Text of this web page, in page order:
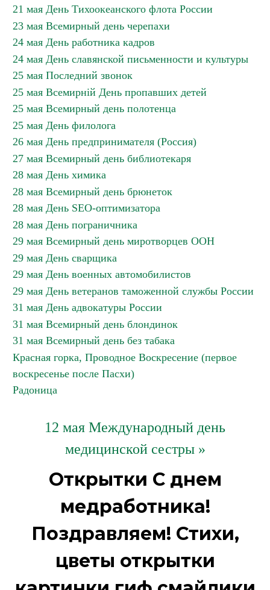
21 мая День Тихоокеанского флота России
23 мая Всемирный день черепахи
24 мая День работника кадров
24 мая День славянской письменности и культуры
25 мая Последний звонок
25 мая Всемирній День пропавших детей
25 мая Всемирный день полотенца
25 мая День филолога
26 мая День предпринимателя (Россия)
27 мая Всемирный день библиотекаря
28 мая День химика
28 мая Всемирный день брюнеток
28 мая День SEO-оптимизатора
28 мая День пограничника
29 мая Всемирный день миротворцев ООН
29 мая День сварщика
29 мая День военных автомобилистов
29 мая День ветеранов таможенной службы России
31 мая День адвокатуры России
31 мая Всемирный день блондинок
31 мая Всемирный день без табака
Красная горка, Проводное Воскресение (первое
воскресенье после Пасхи)
Радоница
12 мая Международный день
медицинской сестры »
Открытки С днем
медработника!
Поздравляем! Стихи,
цветы открытки